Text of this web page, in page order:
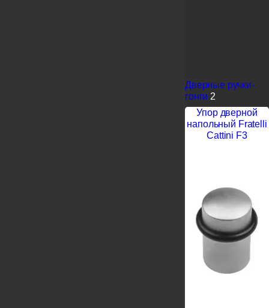
Дверные ручки-
гонги 2
Упор дверной
напольный Fratelli
Cattini F3